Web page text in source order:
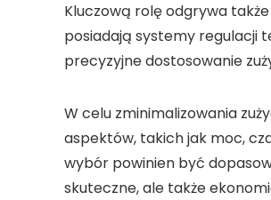
Kluczową rolę odgrywa także
posiadają systemy regulacji
precyzyjne dostosowanie
W celu zminimalizowania
aspektów, takich jak moc,
wybór powinien być
skuteczne, ale także